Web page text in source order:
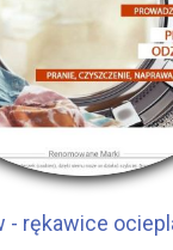
- rękawice